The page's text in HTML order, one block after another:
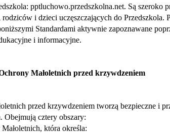
pptluchowo.przedszkolna.net. Są szeroko
rodziców i dzieci uczęszczających do Przedszkola.
Standardami aktywnie zapoznawane
i informacyjne.
Małoletnich przed krzywdzeniem
przed krzywdzeniem tworzą bezpieczne i
Obejmują cztery obszary:
która określa: